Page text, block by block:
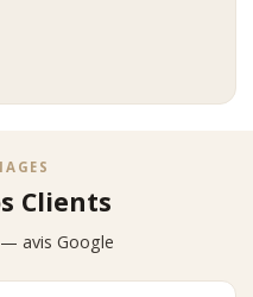
Clients
avis Google